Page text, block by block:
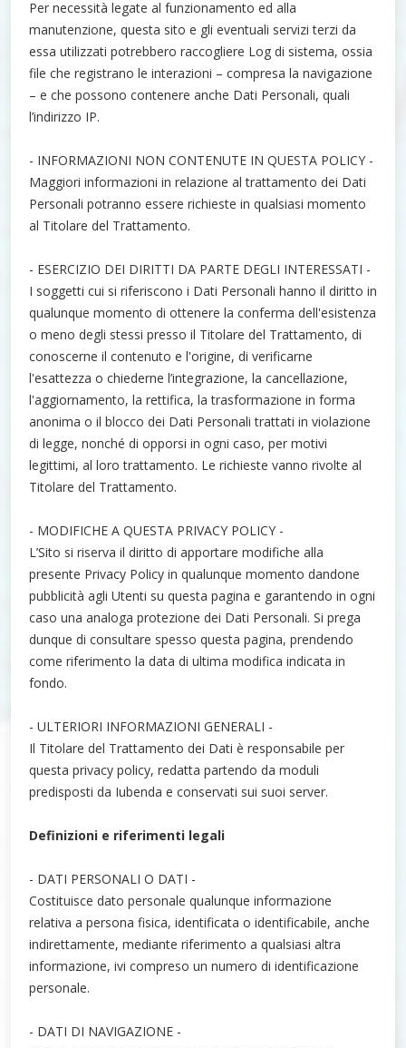
Per necessità legate al funzionamento ed alla
manutenzione, questa sito e gli eventuali servizi terzi da
essa utilizzati potrebbero raccogliere Log di sistema, ossia
file che registrano le interazioni – compresa la navigazione
– e che possono contenere anche Dati Personali, quali
l’indirizzo IP.
- INFORMAZIONI NON CONTENUTE IN QUESTA POLICY -
Maggiori informazioni in relazione al trattamento dei Dati
Personali potranno essere richieste in qualsiasi momento
al Titolare del Trattamento.
- ESERCIZIO DEI DIRITTI DA PARTE DEGLI INTERESSATI -
I soggetti cui si riferiscono i Dati Personali hanno il diritto in
qualunque momento di ottenere la conferma dell'esistenza
o meno degli stessi presso il Titolare del Trattamento, di
conoscerne il contenuto e l'origine, di verificarne
l'esattezza o chiederne l’integrazione, la cancellazione,
l'aggiornamento, la rettifica, la trasformazione in forma
anonima o il blocco dei Dati Personali trattati in violazione
di legge, nonché di opporsi in ogni caso, per motivi
legittimi, al loro trattamento. Le richieste vanno rivolte al
Titolare del Trattamento.
- MODIFICHE A QUESTA PRIVACY POLICY -
L’Sito si riserva il diritto di apportare modifiche alla
presente Privacy Policy in qualunque momento dandone
pubblicità agli Utenti su questa pagina e garantendo in ogni
caso una analoga protezione dei Dati Personali. Si prega
dunque di consultare spesso questa pagina, prendendo
come riferimento la data di ultima modifica indicata in
fondo.
- ULTERIORI INFORMAZIONI GENERALI -
Il Titolare del Trattamento dei Dati è responsabile per
questa privacy policy, redatta partendo da moduli
predisposti da Iubenda e conservati sui suoi server.
Definizioni e riferimenti legali
- DATI PERSONALI O DATI -
Costituisce dato personale qualunque informazione
relativa a persona fisica, identificata o identificabile, anche
indirettamente, mediante riferimento a qualsiasi altra
informazione, ivi compreso un numero di identificazione
personale.
- DATI DI NAVIGAZIONE -